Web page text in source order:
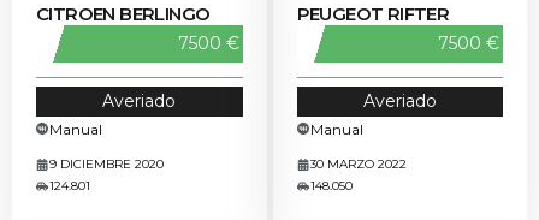
CITROEN BERLINGO
7500 €
Averiado
Manual
9 DICIEMBRE 2020
124.801
PEUGEOT RIFTER
7500 €
Averiado
Manual
30 MARZO 2022
148.050